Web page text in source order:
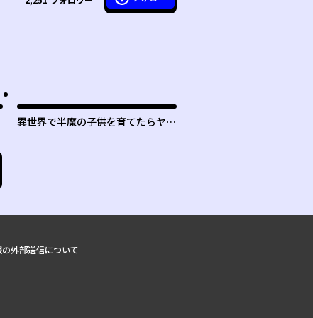
異世界で半魔の子供を育てたらヤン
外部送信について